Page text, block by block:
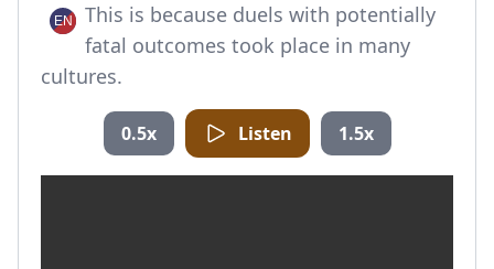
This is because duels with potentially
fatal outcomes took place in many
cultures.
0.5x Listen 1.5x